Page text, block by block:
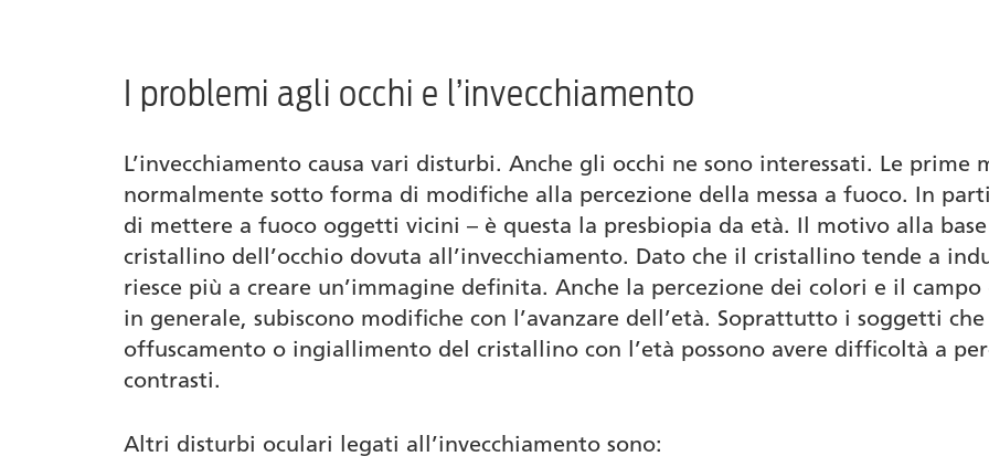
Cosa fare per prevenire
Autore
I problemi agli occhi e l’invecchiamento
L’invecchiamento causa vari disturbi. Anche gli occhi ne sono interessati. Le
normalmente sotto forma di modifiche alla percezione della messa a fuoco. In
di mettere a fuoco oggetti vicini – è questa la presbiopia da età. Il motivo alla
cristallino dell’occhio dovuta all’invecchiamento. Dato che il cristallino tende a
riesce più a creare un’immagine definita. Anche la percezione dei colori e il
in generale, subiscono modifiche con l’avanzare dell’età. Soprattutto i soggetti
offuscamento o ingiallimento del cristallino con l’età possono avere difficoltà a
contrasti.
Altri disturbi oculari legati all’invecchiamento sono: